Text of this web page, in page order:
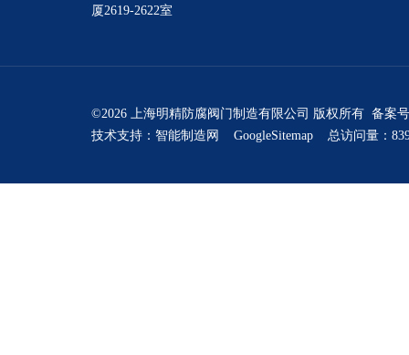
厦2619-2622室
©2026 上海明精防腐阀门制造有限公司 版权所有 备案
技术支持： 智能制造网 GoogleSitemap 总访问量：